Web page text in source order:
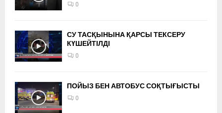
0
СУ ТАСҚЫНЫНА ҚАРСЫ ТЕКСЕРУ
КҮШЕЙТІЛДІ
0
ПОЙЫЗ БЕН АВТОБУС СОҚТЫҒЫСТЫ
0